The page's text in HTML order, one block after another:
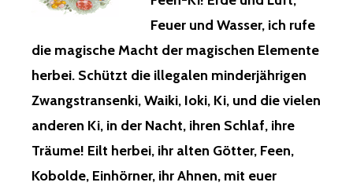
Feuer und Wasser, ich rufe
die magische Macht der magischen Elemente
herbei. Schützt die illegalen minderjährigen
Zwangstransenki, Waiki, Ioki, Ki, und die vielen
anderen Ki, in der Nacht, ihren Schlaf, ihre
Träume! Eilt herbei, ihr alten Götter, Feen,
Kobolde, Einhörner, ihr Ahnen, mit euer